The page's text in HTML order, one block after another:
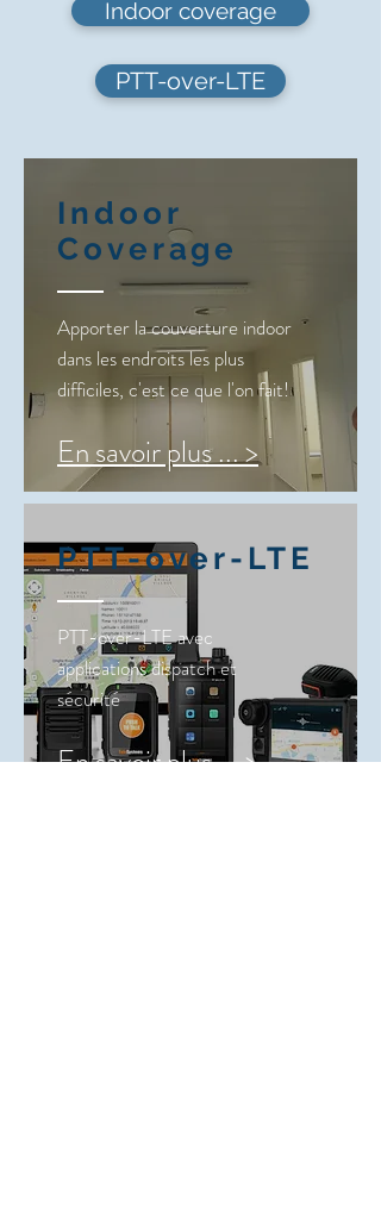
Indoor coverage
PTT-over-LTE
Indoor
Coverage
Apporter la couverture indoor
dans les endroits les plus
difficiles, c'est ce que l'on fait!
En savoir plus ... >
PTT-over-LTE
PTT-over-LTE avec
applications dispatch et
sécurité
En savoir plus ... >